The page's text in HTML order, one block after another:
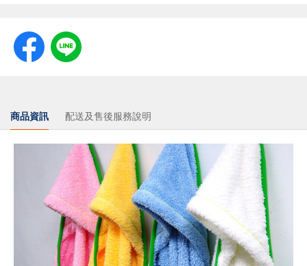
商品資訊 配送及售後服務說明